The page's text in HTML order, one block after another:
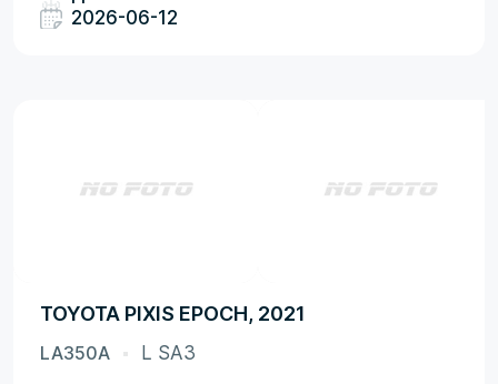
2026-06-12
TOYOTA PIXIS EPOCH, 2021
LA350A L SA3